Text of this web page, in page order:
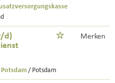
d)
Merken
/ Potsdam